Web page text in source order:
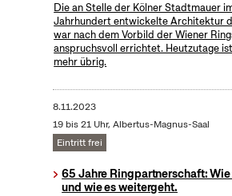
Die an Stelle der Kölner Stadtmauer
Jahrhundert entwickelte Architektur
war nach dem Vorbild der Wiener
anspruchsvoll errichtet. Heutzutage
mehr übrig.
8.11.2023
19 bis 21 Uhr, Albertus-Magnus-Saal
Eintritt frei
65 Jahre Ringpartnerschaft:
und wie es weitergeht.